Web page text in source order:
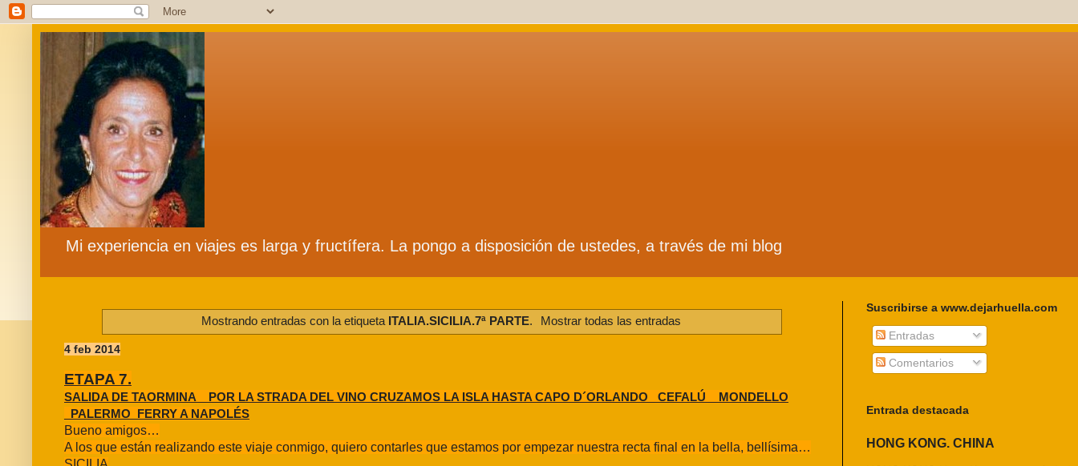
Mi experiencia en viajes es larga y fructífera. La pongo a disposición de ustedes, a través de mi blog
Mostrando entradas con la etiqueta ITALIA.SICILIA.7ª PARTE. Mostrar todas las entradas
4 feb 2014
ETAPA 7.
SALIDA DE TAORMINA _ POR LA STRADA DEL VINO CRUZAMOS LA ISLA HASTA CAPO D´ORLANDO_ CEFALÚ _ MONDELLO
_PALERMO_FERRY A NAPOLÉS
Bueno amigos…
A los que están realizando este viaje conmigo, quiero contarles que estamos por empezar nuestra recta final en la bella, bellísima…
Suscribirse a www.dejarhuella.com
Entradas
Comentarios
Entrada destacada
HONG KONG. CHINA